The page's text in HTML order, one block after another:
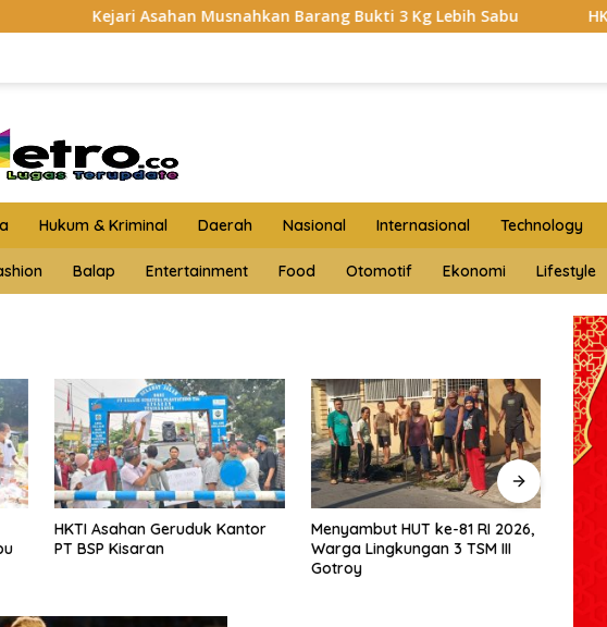
Kejari Asahan Musnahkan Barang Bukti 3 Kg Lebih Sabu HKTI Asahan
Hukum & Kriminal Daerah Nasional Internasional Technology
Balap Entertainment Food Otomotif Ekonomi Lifestyle
Menyambut HUT ke-81 RI 2026,
Warga Lingkungan 3 TSM III
Budi Yanto SH Dilantik Jadi
Ketua Forum Wartawan
Kejaksaan Belawan, Forwaka